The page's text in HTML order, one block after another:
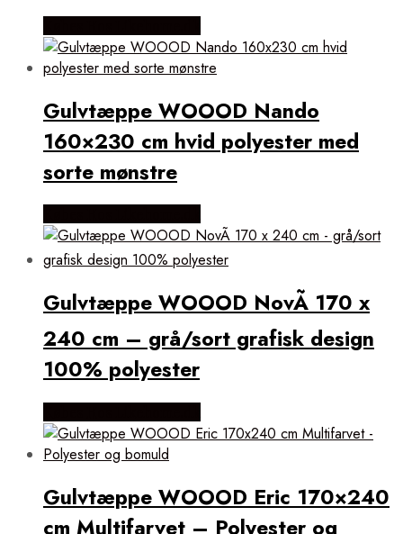
Gulvtæppe WOOOD Nando
160×230 cm hvid polyester med
sorte mønstre
Gulvtæppe WOOOD NovÃ 170 x
240 cm – grå/sort grafisk design
100% polyester
Gulvtæppe WOOOD Eric 170×240
cm Multifarvet – Polyester og